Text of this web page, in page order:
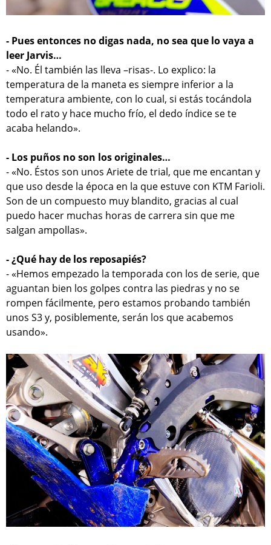
- Pues entonces no digas nada, no sea que lo vaya a
leer Jarvis…
- «No. Él también las lleva –risas-. Lo explico: la
temperatura de la maneta es siempre inferior a la
temperatura ambiente, con lo cual, si estás tocándola
todo el rato y hace mucho frío, el dedo índice se te
acaba helando».
- Los puños no son los originales…
- «No. Éstos son unos Ariete de trial, que me encantan y
que uso desde la época en la que estuve con KTM Farioli.
Son de un compuesto muy blandito, gracias al cual
puedo hacer muchas horas de carrera sin que me
salgan ampollas».
- ¿Qué hay de los reposapiés?
- «Hemos empezado la temporada con los de serie, que
aguantan bien los golpes contra las piedras y no se
rompen fácilmente, pero estamos probando también
unos S3 y, posiblemente, serán los que acabemos
usando».